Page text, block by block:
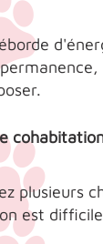
plusieurs
est